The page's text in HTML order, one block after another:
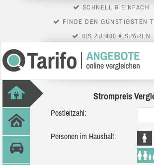
SCHNELL & EINFACH
FINDE DEN GÜNSTIGSTEN
BIS ZU 900 € SPAREN
Strompreis
Postleitzahl:
Personen im Haushalt: